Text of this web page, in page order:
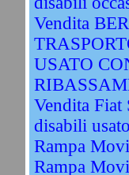
Vendita
USATO
Vendita Fiat
disabili
Rampa
Rampa